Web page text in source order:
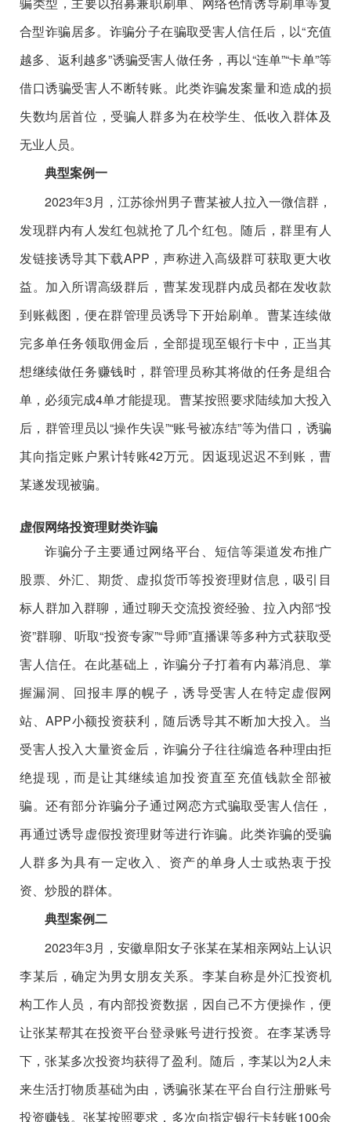
合型诈骗居多。诈骗分子在骗取受害人信任后，以“充值
越多、返利越多”诱骗受害人做任务，再以“连单”“卡单”等
借口诱骗受害人不断转账。此类诈骗发案量和造成的损
失数均居首位，受骗人群多为在校学生、低收入群体及
无业人员。
典型案例一
2023年3月，江苏徐州男子曹某被人拉入一微信群，
发现群内有人发红包就抢了几个红包。随后，群里有人
发链接诱导其下载APP，声称进入高级群可获取更大收
益。加入所谓高级群后，曹某发现群内成员都在发收款
到账截图，便在群管理员诱导下开始刷单。曹某连续做
完多单任务领取佣金后，全部提现至银行卡中，正当其
想继续做任务赚钱时，群管理员称其将做的任务是组合
单，必须完成4单才能提现。曹某按照要求陆续加大投入
后，群管理员以“操作失误”“账号被冻结”等为借口，诱骗
其向指定账户累计转账42万元。因返现迟迟不到账，曹
某遂发现被骗。
虚假网络投资理财类诈骗
诈骗分子主要通过网络平台、短信等渠道发布推广
股票、外汇、期货、虚拟货币等投资理财信息，吸引目
标人群加入群聊，通过聊天交流投资经验、拉入内部“投
资”群聊、听取“投资专家”“导师”直播课等多种方式获取受
害人信任。在此基础上，诈骗分子打着有内幕消息、掌
握漏洞、回报丰厚的幌子，诱导受害人在特定虚假网
站、APP小额投资获利，随后诱导其不断加大投入。当
受害人投入大量资金后，诈骗分子往往编造各种理由拒
绝提现，而是让其继续追加投资直至充值钱款全部被
骗。还有部分诈骗分子通过网恋方式骗取受害人信任，
再通过诱导虚假投资理财等进行诈骗。此类诈骗的受骗
人群多为具有一定收入、资产的单身人士或热衷于投
资、炒股的群体。
典型案例二
2023年3月，安徽阜阳女子张某在某相亲网站上认识
李某后，确定为男女朋友关系。李某自称是外汇投资机
构工作人员，有内部投资数据，因自己不方便操作，便
让张某帮其在投资平台登录账号进行投资。在李某诱导
下，张某多次投资均获得了盈利。随后，李某以为2人未
来生活打物质基础为由，诱骗张某在平台自行注册账号
投资赚钱。张某按照要求，多次向指定银行卡转账100余